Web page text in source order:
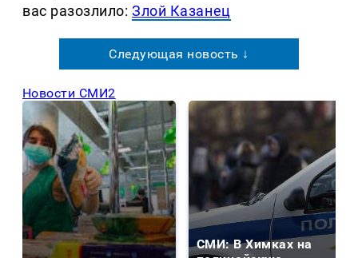
вас разозлило:Злой Казанец
Следующая новость ↓
Новости СМИ2
СМИ: В Химках на